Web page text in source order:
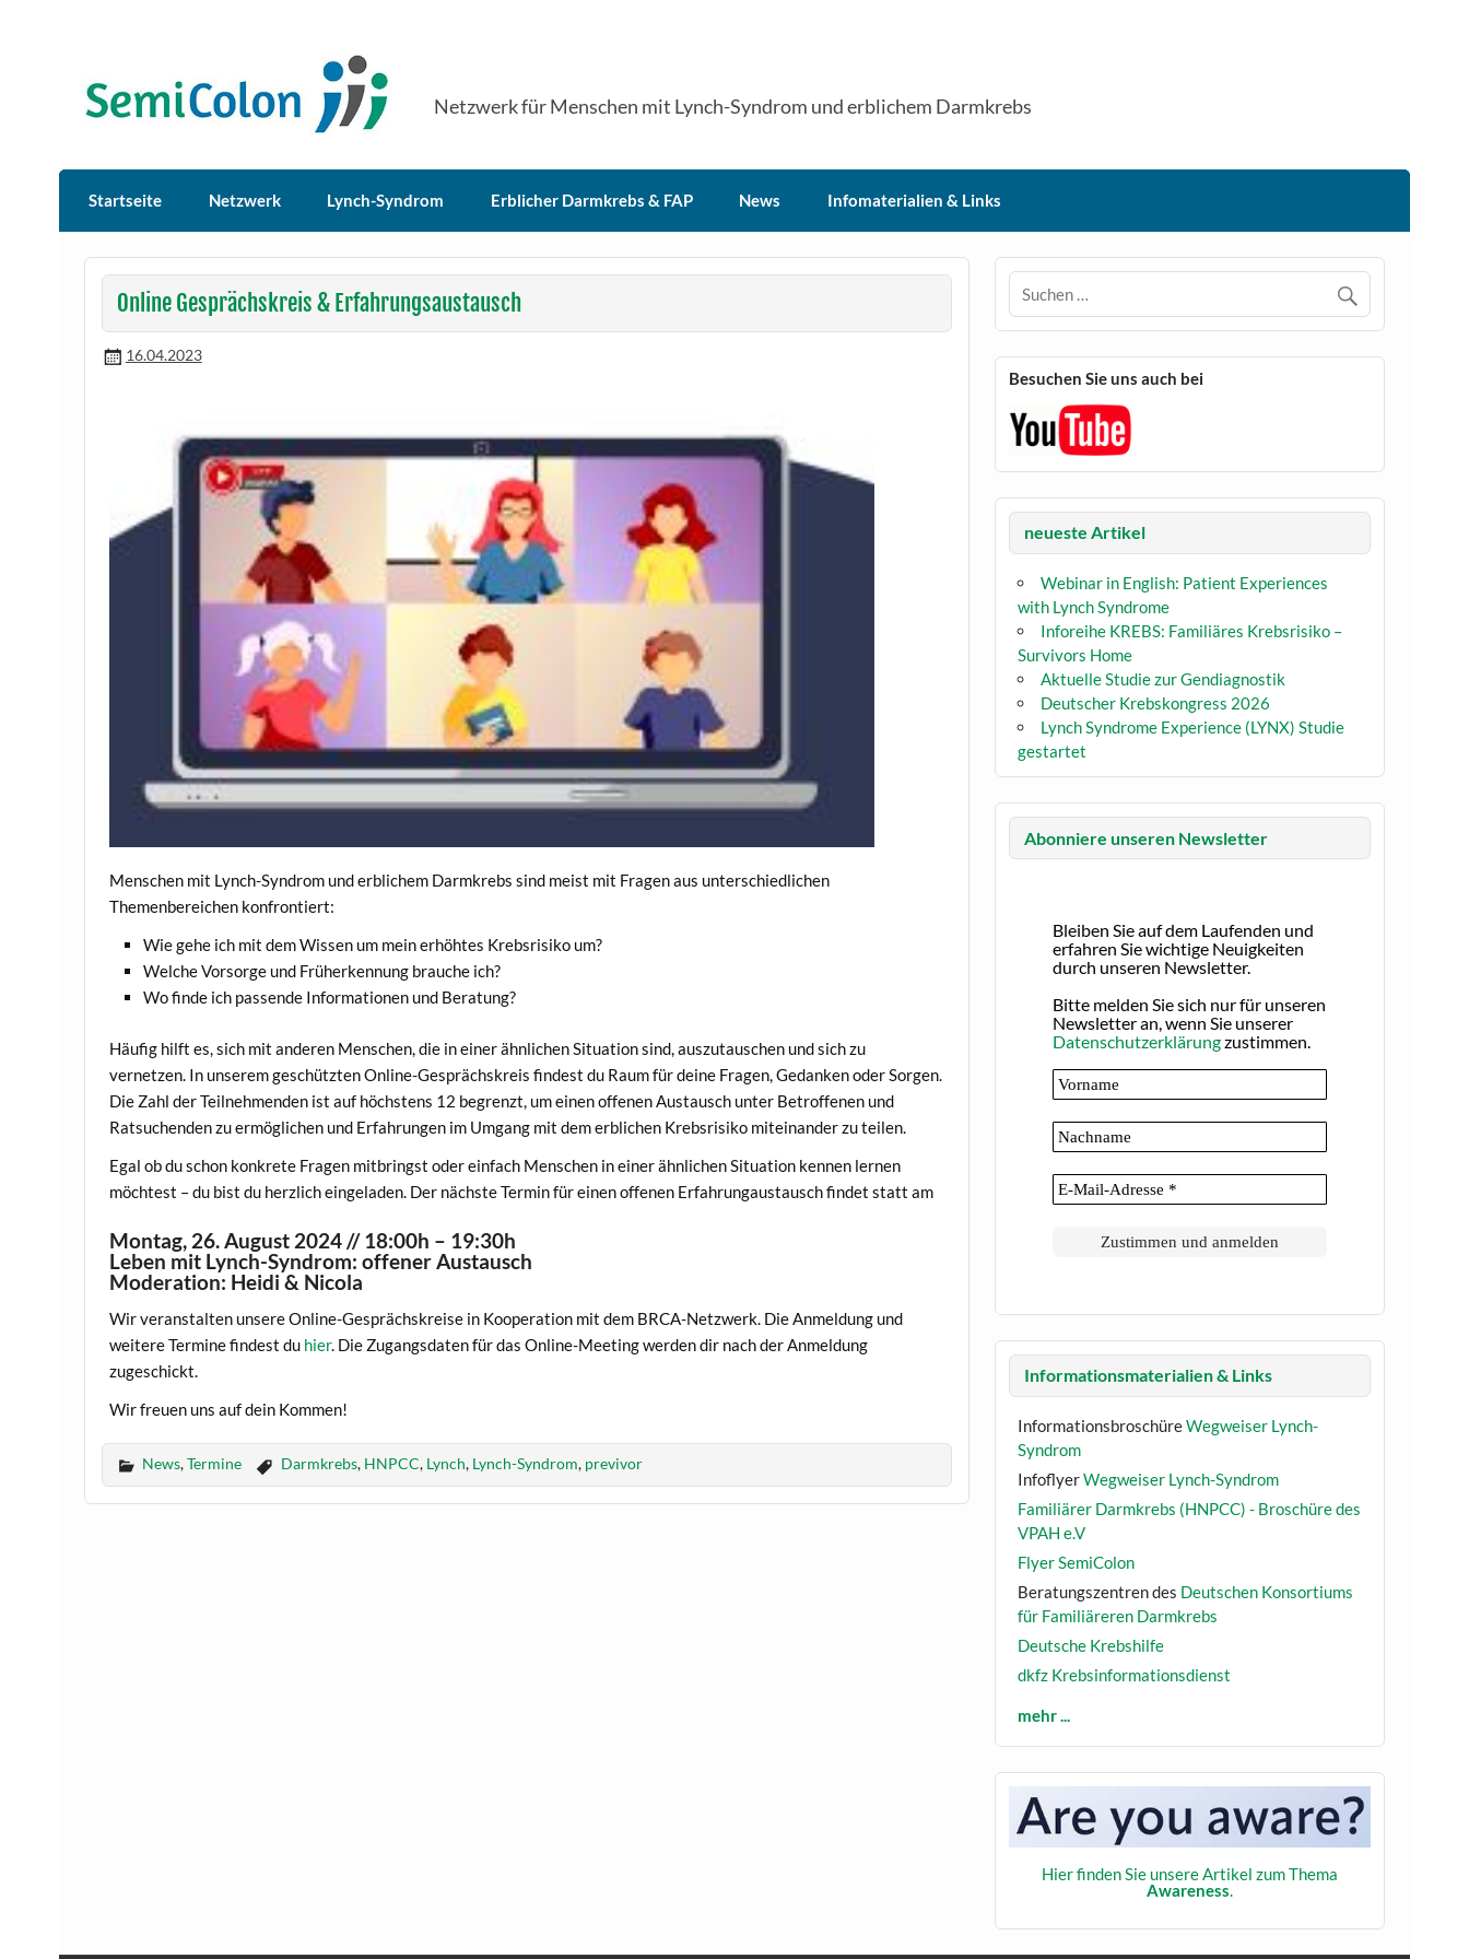
SemiColon
Netzwerk für Menschen mit Lynch-Syndrom und erblichem Darmkrebs
Startseite Netzwerk Lynch-Syndrom Erblicher Darmkrebs & FAP News Infomaterialien & Links
Online Gesprächskreis & Erfahrungsaustausch
16.04.2023
Menschen mit Lynch-Syndrom und erblichem Darmkrebs sind meist mit Fragen aus unterschiedlichen
Themenbereichen konfrontiert:
Wie gehe ich mit dem Wissen um mein erhöhtes Krebsrisiko um?
Welche Vorsorge und Früherkennung brauche ich?
Wo finde ich passende Informationen und Beratung?
Häufig hilft es, sich mit anderen Menschen, die in einer ähnlichen Situation sind, auszutauschen und sich zu
vernetzen. In unserem geschützten Online-Gesprächskreis findest du Raum für deine Fragen, Gedanken oder Sorgen.
Die Zahl der Teilnehmenden ist auf höchstens 12 begrenzt, um einen offenen Austausch unter Betroffenen und
Ratsuchenden zu ermöglichen und Erfahrungen im Umgang mit dem erblichen Krebsrisiko miteinander zu teilen.
Egal ob du schon konkrete Fragen mitbringst oder einfach Menschen in einer ähnlichen Situation kennen lernen
möchtest – du bist du herzlich eingeladen. Der nächste Termin für einen offenen Erfahrungaustausch findet statt am
Montag, 26. August 2024 // 18:00h – 19:30h
Leben mit Lynch-Syndrom: offener Austausch
Moderation: Heidi & Nicola
Wir veranstalten unsere Online-Gesprächskreise in Kooperation mit dem BRCA-Netzwerk. Die Anmeldung und
weitere Termine findest du hier. Die Zugangsdaten für das Online-Meeting werden dir nach der Anmeldung
zugeschickt.
Wir freuen uns auf dein Kommen!
News,Termine Darmkrebs, HNPCC, Lynch, Lynch-Syndrom, previvor
Besuchen Sie uns auch bei
neueste Artikel
Webinar in English: Patient Experiences
with Lynch Syndrome
Inforeihe KREBS: Familiäres Krebsrisiko –
Survivors Home
Aktuelle Studie zur Gendiagnostik
Deutscher Krebskongress 2026
Lynch Syndrome Experience (LYNX) Studie
gestartet
Abonniere unseren Newsletter
Bleiben Sie auf dem Laufenden und
erfahren Sie wichtige Neuigkeiten
durch unseren Newsletter.
Bitte melden Sie sich nur für unseren
Newsletter an, wenn Sie unserer
Datenschutzerklärungzustimmen.
Informationsmaterialien & Links
InformationsbroschüreWegweiser Lynch-
Syndrom
InfoflyerWegweiser Lynch-Syndrom
Familiärer Darmkrebs (HNPCC) - Broschüre des
VPAH e.V
Flyer SemiColon
Beratungszentren des Deutschen Konsortiums
für Familiäreren Darmkrebs
Deutsche Krebshilfe
dkfz Krebsinformationsdienst
mehr ...
Hier finden Sie unsere Artikel zum Thema
Awareness.